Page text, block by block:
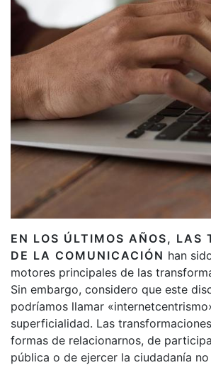
EN LOS ÚLTIMOS AÑOS, LAS
DE LA COMUNICACIÓN han
motores principales de las
Sin embargo, considero que este
podríamos llamar
superficialidad. Las
formas de relacionarnos, de
pública o de ejercer la ciudadanía